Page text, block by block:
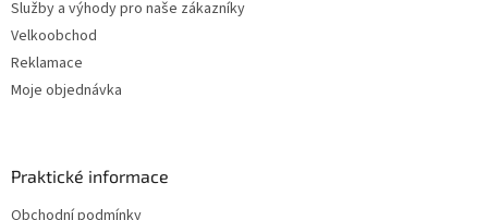
Služby a výhody pro naše zákazníky
Velkoobchod
Reklamace
Moje objednávka
Praktické informace